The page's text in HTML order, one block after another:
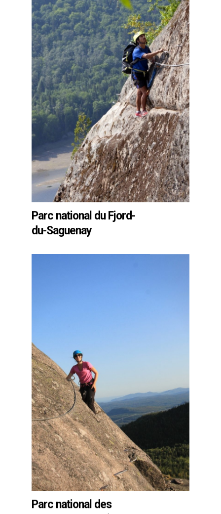
Parc national du Fjord-
du-Saguenay
Parc national des